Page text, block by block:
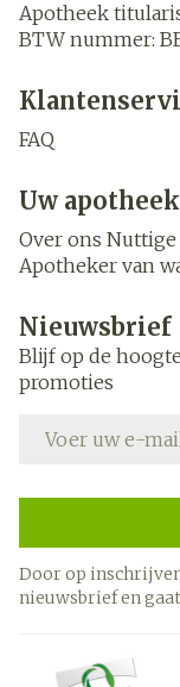
Apotheek
BTW nummer:
FAQ
Uw apotheek
Over ons
Apotheker van
Nieuwsbrief
Blijf op de
promoties
Door op
nieuwsbrief en